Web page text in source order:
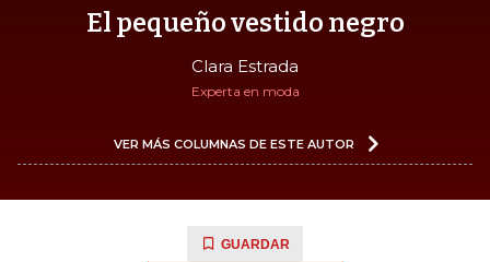
El pequeño vestido negro
Clara Estrada
Experta en moda
VER MÁS COLUMNAS DE ESTE AUTOR
GUARDAR